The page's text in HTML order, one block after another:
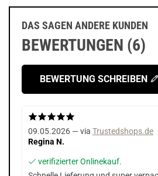
DAS SAGEN ANDERE KUNDEN
BEWERTUNGEN (6)
BEWERTUNG SCHREIBEN
09.05.2026 — via Trustedshops.de
Regina N.
verifizierter Onlinekauf.